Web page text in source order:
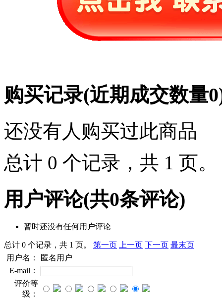
购买记录(近期成交数量0
还没有人购买过此商品
总计 0 个记录，共 1 页。
用户评论(共0条评论)
暂时还没有任何用户评论
总计 0 个记录，共 1 页。 第一页 上一页 下一页 最末页
用户名：
匿名用户
E-mail：
评价等
级：